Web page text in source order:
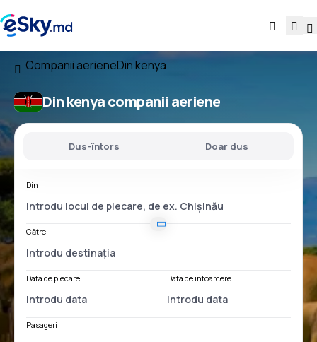
Companii aerieneDin kenya
Din kenya companii aeriene
Dus-întors Doar dus
Din
Către
Data de plecare Data de întoarcere
Pasageri